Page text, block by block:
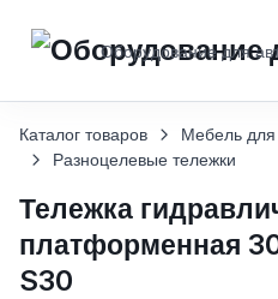
Оборудование для
Каталог товаров
Мебель для
Разноцелевые тележки
Тележка
платформенная
S30